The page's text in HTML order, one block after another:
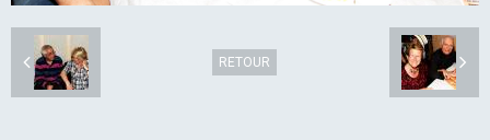
RETOUR